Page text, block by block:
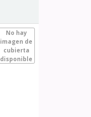
No hay
imagen de
cubierta
disponible